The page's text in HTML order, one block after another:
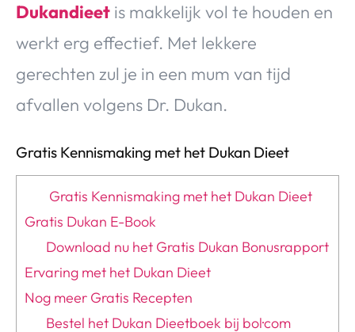
Dukandieet is makkelijk vol te houden en
werkt erg effectief. Met lekkere
gerechten zul je in een mum van tijd
afvallen volgens Dr. Dukan.
Gratis Kennismaking met het Dukan Dieet
Gratis Kennismaking met het Dukan Dieet
Gratis Dukan E-Book
Download nu het Gratis Dukan Bonusrapport
Ervaring met het Dukan Dieet
Nog meer Gratis Recepten
Bestel het Dukan Dieetboek bij bol·com